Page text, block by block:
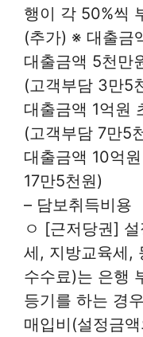
행이 각 50%씩
(추가) ※ 대출금
대출금액 5천만
(고객부담 3만5
대출금액 1억원
(고객부담 7만5
대출금액 10억
17만5천원)
– 담보취득비용
ㅇ [근저당권]
세, 지방교육세,
수수료)는 은행
등기를 하는 경
매입비(설정금